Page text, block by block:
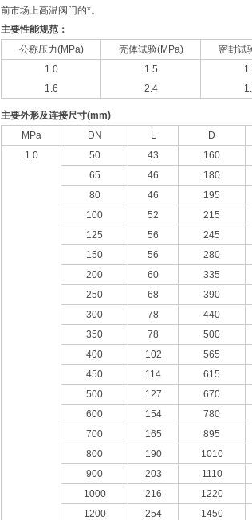
前市场上高温阀门的*。
主要性能规范：
公称压力(MPa)
壳体试验(MPa) 密封试
1.0
1.6
1.5
2.4
主要外形及连接尺寸(mm)
MPa
DN L D
1.0
50 43 160
65
46 180
80
46 195
100
52 215
125
56 245
150
56 280
200
60 335
250
68 390
300
78 440
350
78 500
400
102 565
450
114 615
500
127 670
600
154 780
700
165 895
800
190 1010
900
203 1110
1000
216 1220
1200
254 1450